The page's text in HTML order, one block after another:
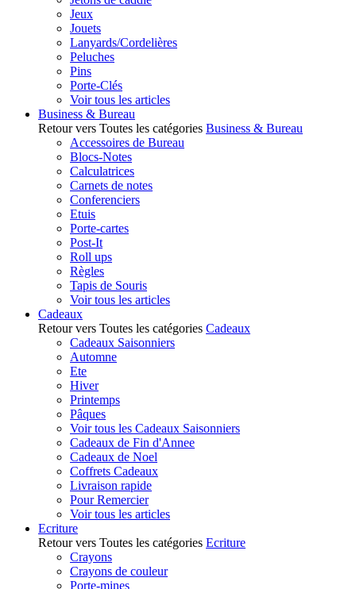
Jeux
Jouets
Lanyards/Cordelières
Peluches
Pins
Porte-Clés
Voir tous les articles
Business & Bureau
Retour vers Toutes les catégories Business & Bureau
Accessoires de Bureau
Blocs-Notes
Calculatrices
Carnets de notes
Conferenciers
Etuis
Porte-cartes
Post-It
Roll ups
Règles
Tapis de Souris
Voir tous les articles
Cadeaux
Retour vers Toutes les catégories Cadeaux
Cadeaux Saisonniers
Automne
Ete
Hiver
Printemps
Pâques
Voir tous les Cadeaux Saisonniers
Cadeaux de Fin d'Annee
Cadeaux de Noel
Coffrets Cadeaux
Livraison rapide
Pour Remercier
Voir tous les articles
Ecriture
Retour vers Toutes les catégories Ecriture
Crayons
Crayons de couleur
Porte-mines